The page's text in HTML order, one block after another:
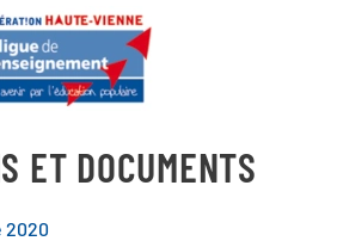
principal
ET DOCUMENTS
2020